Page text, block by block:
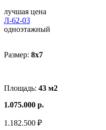
лучшая цена
Л-62-03
одноэтажный
Размер: 8x7
Площадь: 43 м2
1.075.000 р.
1.182.500 ₽